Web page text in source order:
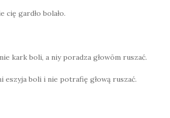
cię gardło bolało.
kark boli, a niy poradza głowōm ruszać.
eszyja boli i nie potrafię głową ruszać.